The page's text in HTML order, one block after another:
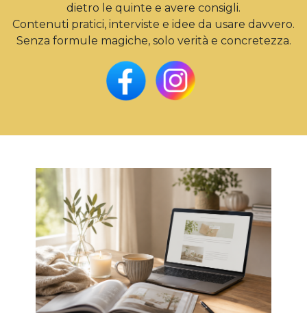
dietro le quinte e avere consigli.
Contenuti pratici, interviste e idee da usare davvero.
Senza formule magiche, solo verità e concretezza.